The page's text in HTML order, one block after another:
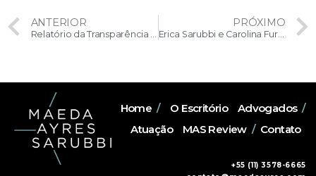
ANTERIOR PRÓXIMO
Erica Sarubbi e Carolina Furquim são autoras de artigo sobre aspectos práticos de investigações internacionais publicado em livro organizado pela CCBC
Home / O Escritório Advogados /
Atuação
MAS Review / Contato
+55 (11) 3578-6665